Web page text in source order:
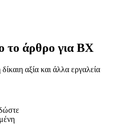
το άρθρο για BX
αξία και άλλα εργαλεία